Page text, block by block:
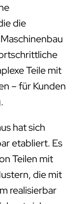
die
Teile mit
– für Kunden
hat sich
etabliert. Es
Teilen mit
die mit
realisierbar